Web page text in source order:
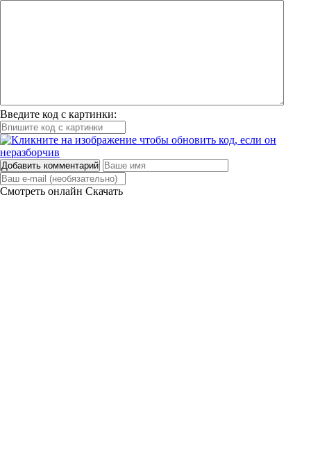
Введите код с картинки:
Добавить комментарий
Смотреть онлайн Скачать